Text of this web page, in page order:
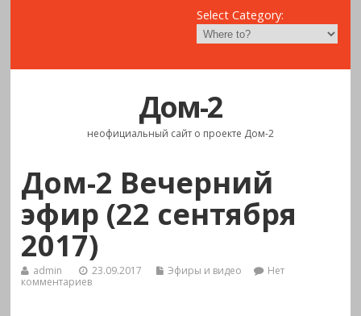
Select Category:
Дом-2
неофициальный сайт о проекте Дом-2
Дом-2 Вечерний
эфир (22 сентября
2017)
admin 23.09.2017 Эфиры и видео
Нет
комментариев